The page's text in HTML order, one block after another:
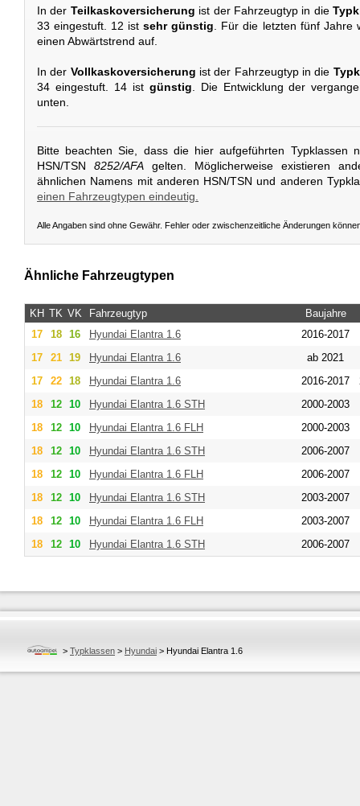
In der Teilkaskoversicherung ist der Fahrzeugtyp in die
33 eingestuft. 12 istsehr günstig . Für die letzten fünf Jahre
einen Abwärtstrend auf.
In der Vollkaskoversicherung ist der Fahrzeugtyp in die
34 eingestuft. 14 ist günstig. Die Entwicklung der
unten.
Bitte beachten Sie, dass die hier aufgeführten Typklassen
HSN/TSN 8252/AFA gelten. Möglicherweise existieren
ähnlichen Namens mit anderen HSN/TSN und anderen
einen Fahrzeugtypen eindeutig.
Alle Angaben sind ohne Gewähr. Fehler oder zwischenzeitliche Änderungen
Ähnliche Fahrzeugtypen
KH TK VK Fahrzeugtyp
Baujahre
17
18 16 Hyundai Elantra 1.6
2016-2017
17
21 19 Hyundai Elantra 1.6
ab 2021
17
22 18 Hyundai Elantra 1.6 2016-2017
18
12 10 Hyundai Elantra 1.6 STH
2000-2003
18
12 10 Hyundai Elantra 1.6 FLH
2000-2003
18
12 10 Hyundai Elantra 1.6 STH
2006-2007
18
12 10 Hyundai Elantra 1.6 FLH
2006-2007
18
12 10 Hyundai Elantra 1.6 STH
2003-2007
18
12 10 Hyundai Elantra 1.6 FLH
2003-2007
18
12 10 Hyundai Elantra 1.6 STH 2006-2007
> Typklassen > Hyundai > Hyundai Elantra 1.6